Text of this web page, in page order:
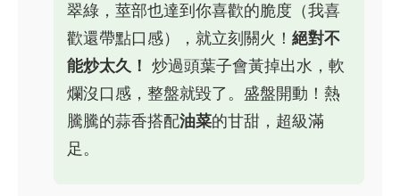
翠綠，莖部也達到你喜歡的脆度（我喜
歡還帶點口感），就立刻關火！ 絕對不
能炒太久！ 炒過頭葉子會黃掉出水，軟
爛沒口感，整盤就毀了。盛盤開動！熱
騰騰的蒜香搭配油菜的甘甜，超級滿
足。